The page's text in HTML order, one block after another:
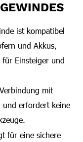
ist kompatibel
und Akkus,
für Einsteiger und
mit
und erfordert keine
für eine sichere